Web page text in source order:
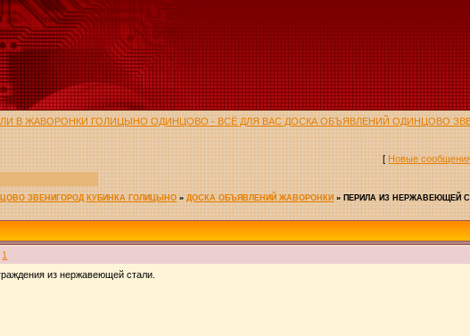
В ЖАВОРОНКИ ГОЛИЦЫНО ОДИНЦОВО - ВСЁ ДЛЯ ВАС ДОСКА ОБЪЯВЛЕНИЙ ОДИНЦОВО
[Новые
ЗВЕНИГОРОД КУБИНКА ГОЛИЦЫНО » ДОСКА ОБЪЯВЛЕНИЙ ЖАВОРОНКИ » ПЕРИЛА ИЗ НЕРЖАВЕЮЩЕЙ
1
из нержавеющей стали.